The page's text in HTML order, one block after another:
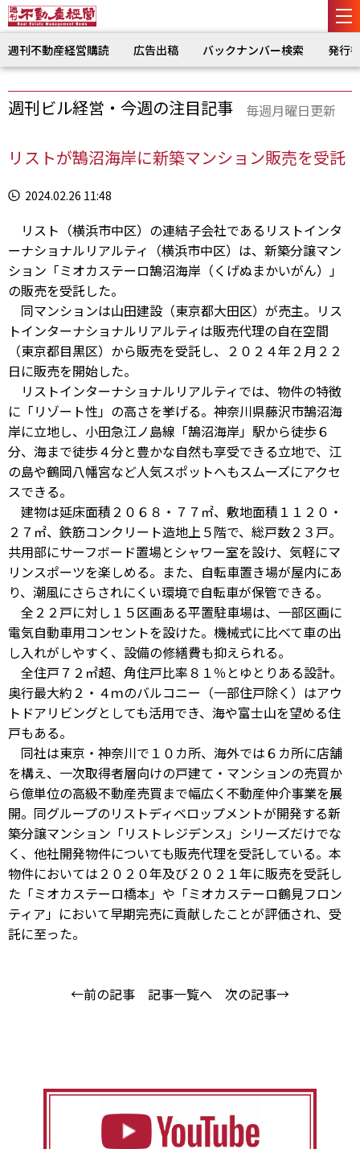
週刊不動産経営購読 広告出稿 バックナンバー検索 発行
週刊ビル経営・今週の注目記事 毎週月曜日更新
リストが鵠沼海岸に新築マンション販売を受託
2024.02.26 11:48
リスト（横浜市中区）の連結子会社であるリストインタ
ーナショナルリアルティ（横浜市中区）は、新築分譲マン
ション「ミオカステーロ鵠沼海岸（くげぬまかいがん）」
の販売を受託した。
同マンションは山田建設（東京都大田区）が売主。リス
トインターナショナルリアルティは販売代理の自在空間
（東京都目黒区）から販売を受託し、２０２４年２月２２
日に販売を開始した。
リストインターナショナルリアルティでは、物件の特徴
に「リゾート性」の高さを挙げる。神奈川県藤沢市鵠沼海
岸に立地し、小田急江ノ島線「鵠沼海岸」駅から徒歩６
分、海まで徒歩４分と豊かな自然も享受できる立地で、江
の島や鶴岡八幡宮など人気スポットへもスムーズにアクセ
スできる。
建物は延床面積２０６８・７７㎡、敷地面積１１２０・
２７㎡、鉄筋コンクリート造地上５階で、総戸数２３戸。
共用部にサーフボード置場とシャワー室を設け、気軽にマ
リンスポーツを楽しめる。また、自転車置き場が屋内にあ
り、潮風にさらされにくい環境で自転車が保管できる。
全２２戸に対し１５区画ある平置駐車場は、一部区画に
電気自動車用コンセントを設けた。機械式に比べて車の出
し入れがしやすく、設備の修繕費も抑えられる。
全住戸７２㎡超、角住戸比率８１％とゆとりある設計。
奥行最大約２・４ｍのバルコニー（一部住戸除く）はアウ
トドアリビングとしても活用でき、海や富士山を望める住
戸もある。
同社は東京・神奈川で１０カ所、海外では６カ所に店舗
を構え、一次取得者層向けの戸建て・マンションの売買か
ら億単位の高級不動産売買まで幅広く不動産仲介事業を展
開。同グループのリストディベロップメントが開発する新
築分譲マンション「リストレジデンス」シリーズだけでな
く、他社開発物件についても販売代理を受託している。本
物件においては２０２０年及び２０２１年に販売を受託し
た「ミオカステーロ橋本」や「ミオカステーロ鶴見フロン
ティア」において早期完売に貢献したことが評価され、受
託に至った。
←前の記事 記事一覧へ 次の記事→